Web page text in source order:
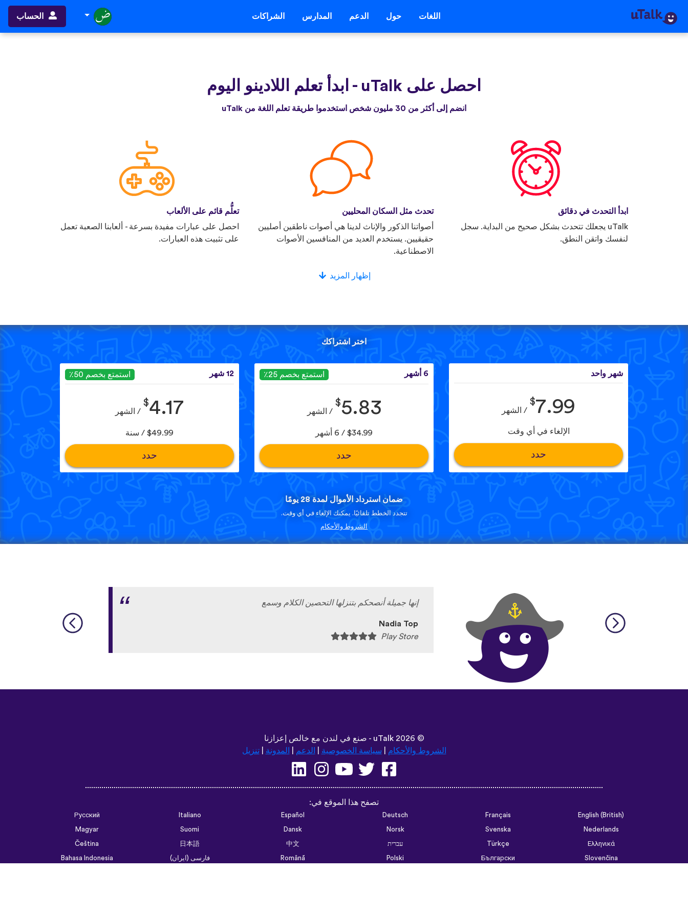
اللغات حول الدعم المدارس الشراكات الحساب
احصل على uTalk - ابدأ تعلم اللادينو اليوم
انضم إلى أكثر من 30 مليون شخص استخدموا طريقة تعلم اللغة من uTalk
ابدأ التحدث في دقائق
uTalk يجعلك تتحدث بشكل صحيح من البداية. سجل
لنفسك واتقن النطق.
تحدث مثل السكان المحليين
أصواتنا الذكور والإناث لدينا هي أصوات ناطقين أصليين
حقيقيين. يستخدم العديد من المنافسين الأصوات
الاصطناعية.
تعلُّم قائم على الألعاب
احصل على عبارات مفيدة بسرعة - ألعابنا الصعبة تعمل
على تثبيت هذه العبارات.
إظهار المزيد
اختر اشتراكك
شهر واحد
$7.99 / الشهر
الإلغاء في أي وقت
حدد
6 أشهر استمتع بخصم 25٪
$5.83 / الشهر
$34.99 / 6 أشهر
حدد
12 شهر استمتع بخصم 50٪
$4.17 / الشهر
$49.99 / سنة
حدد
ضمان استرداد الأموال لمدة 28 يومًا
تتجدد الخطط تلقائيًا. يمكنك الإلغاء في أي وقت.
الشروط والأحكام
إنها جميلة أنصحكم بتنزلها التحصين الكلام وسمع
Nadia Top
Play Store
©
uTalk2026 - صنع في لندن مع خالص إعزازنا
الشروط والأحكام
سياسة الخصوصية الدعم المدونة |تنزيل
تصفح هذا الموقع في:
English (British)
Français
Deutsch
Español
Italiano
Русский
Nederlands
Svenska
Norsk
Dansk
Suomi
Magyar
Ελληνικά
Türkçe עברית 中文
日本語
Čeština
Slovenčina
Български
Polski
Română فارسی (ایران)
Bahasa Indonesia